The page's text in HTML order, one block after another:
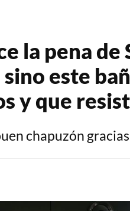
la pena
este
y que
chapuzón